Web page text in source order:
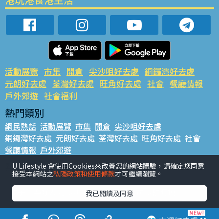
活動展覽 市集 開倉 尖沙咀好去處 銅鑼灣好去處
元朗好去處 荃灣好去處 旺角好去處 社會 餐廳情報
戶外郊遊 社會福利
熱門類別
網民熱話 活動展覽 市集 開倉 尖沙咀好去處
銅鑼灣好去處 元朗好去處 荃灣好去處 旺角好去處 社會
餐廳情報 戶外郊遊
熱門標籤
#UGO搵好去處 #人氣活動推介 #美食社群熱話
#ULifestyle應用程式
#UJetso禮物放送 #ULifestyle商戶中心 #著數 #網絡熱話
U Lifestyle 會使用Cookies來改善您的網站體驗，請確定您同意
接受本網站之私隱政策和使用條款才可繼續瀏覽。
我已閱讀及同意